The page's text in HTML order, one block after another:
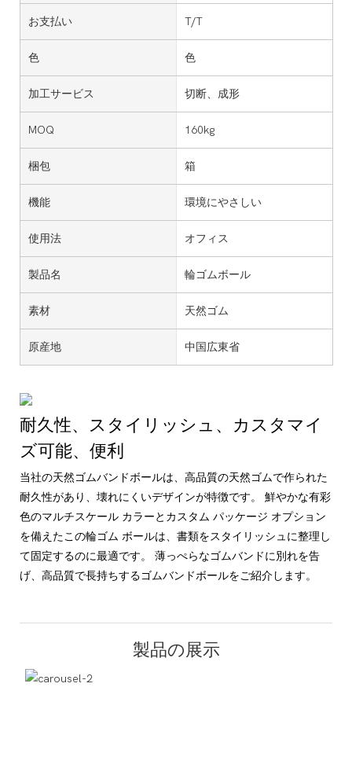
お支払い T/T
色 色
加工サービス 切断、成形
MOQ 160kg
梱包 箱
機能 環境にやさしい
使用法 オフィス
製品名 輪ゴムボール
素材 天然ゴム
原産地 中国広東省
耐久性、スタイリッシュ、カスタマイ
ズ可能、便利
当社の天然ゴムバンドボールは、高品質の天然ゴムで作られた
耐久性があり、壊れにくいデザインが特徴です。 鮮やかな有彩
色のマルチスケール カラーとカスタム パッケージ オプション
を備えたこの輪ゴム ボールは、書類をスタイリッシュに整理し
て固定するのに最適です。 薄っぺらなゴムバンドに別れを告
げ、高品質で長持ちするゴムバンドボールをご紹介します。
製品の展示